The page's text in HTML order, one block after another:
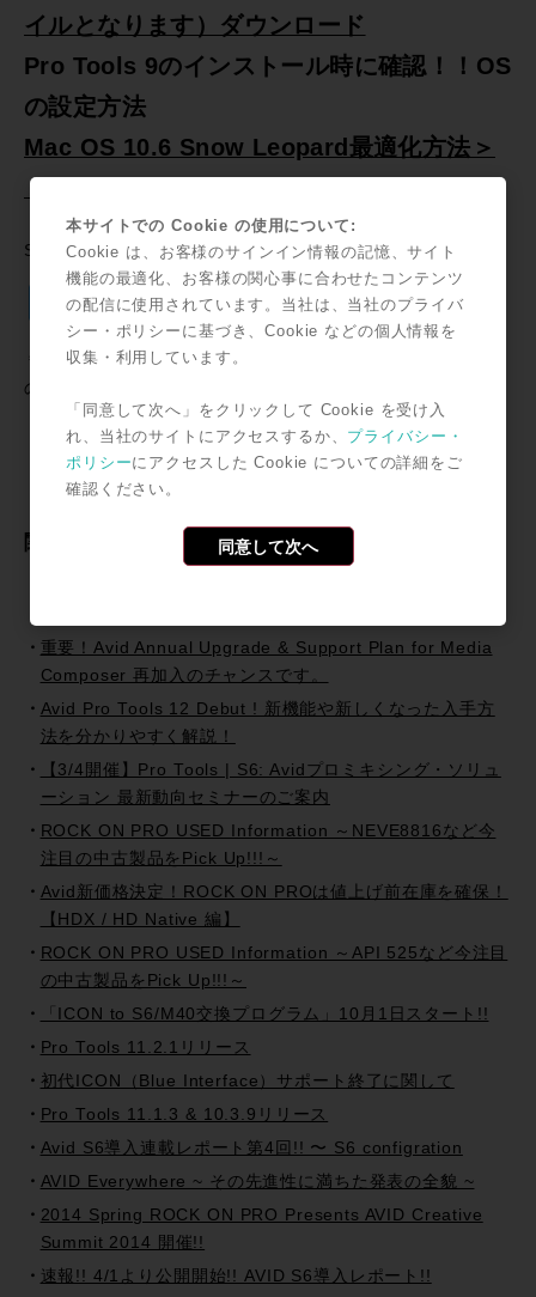
イルとなります）ダウンロード
Pro Tools 9のインストール時に確認！！OS
の設定方法
Mac OS 10.6 Snow Leopard最適化方法＞
＞＞
SNSで共有
Twitter
Facebook
LineEmail
共
有
＊記事中に掲載されている情報は2010年12月20日時点のも
のです。
関連記事
重要！Avid Annual Upgrade & Support Plan for Media
Composer 再加入のチャンスです。
Avid Pro Tools 12 Debut ! 新機能や新しくなった入手方
法を分かりやすく解説！
【3/4開催】Pro Tools | S6: Avidプロミキシング・ソリュ
ーション 最新動向セミナーのご案内
ROCK ON PRO USED Information ～NEVE8816など今
注目の中古製品をPick Up!!!～
Avid新価格決定！ROCK ON PROは値上げ前在庫を確保！
【HDX / HD Native 編】
ROCK ON PRO USED Information ～API 525など今注目
の中古製品をPick Up!!!～
「ICON to S6/M40交換プログラム」10月1日スタート!!
Pro Tools 11.2.1リリース
初代ICON（Blue Interface）サポート終了に関して
Pro Tools 11.1.3 & 10.3.9リリース
Avid S6導入連載レポート第4回!! 〜 S6 configration
AVID Everywhere ~ その先進性に満ちた発表の全貌 ~
2014 Spring ROCK ON PRO Presents AVID Creative
Summit 2014 開催!!
速報!! 4/1より公開開始!! AVID S6導入レポート!!
本サイトでの Cookie の使用について:
Cookie は、お客様のサインイン情報の記憶、サイト
機能の最適化、お客様の関心事に合わせたコンテンツ
の配信に使用されています。当社は、当社のプライバ
シー・ポリシーに基づき、Cookie などの個人情報を
収集・利用しています。
「同意して次へ」をクリックして Cookie を受け入
れ、当社のサイトにアクセスするか、 プライバシー・
ポリシーにアクセスした Cookie についての詳細をご
確認ください。
同意して次へ